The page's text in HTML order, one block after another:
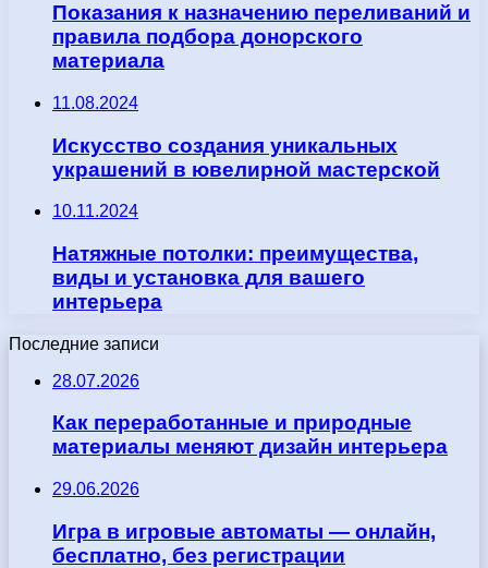
Показания к назначению переливаний и
правила подбора донорского
материала
11.08.2024
Искусство создания уникальных
украшений в ювелирной мастерской
10.11.2024
Натяжные потолки: преимущества,
виды и установка для вашего
интерьера
Последние записи
28.07.2026
Как переработанные и природные
материалы меняют дизайн интерьера
29.06.2026
Игра в игровые автоматы — онлайн,
бесплатно, без регистрации